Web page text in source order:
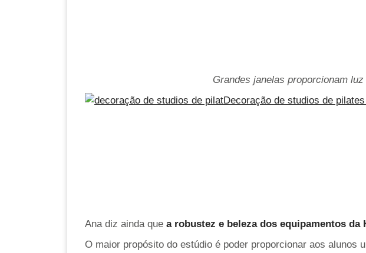
Grandes janelas proporcionam
Ana diz ainda que a robustez e beleza dos equipamentos da
O maior propósito do estúdio é poder proporcionar aos alunos